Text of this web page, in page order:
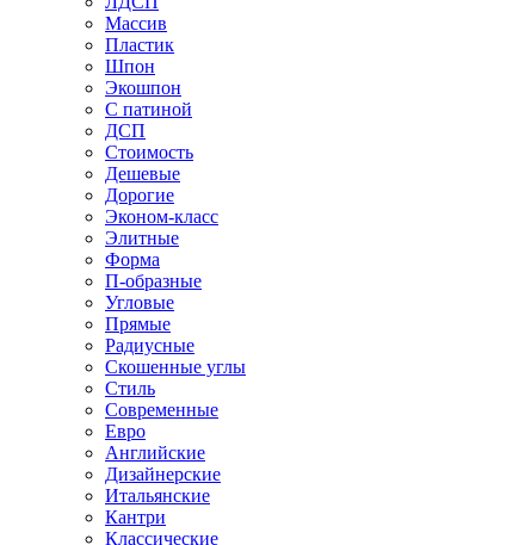
Массив
Пластик
Шпон
Экошпон
С патиной
ДСП
Стоимость
Дешевые
Дорогие
Эконом-класс
Элитные
Форма
П-образные
Угловые
Прямые
Радиусные
Скошенные углы
Стиль
Современные
Евро
Английские
Дизайнерские
Итальянские
Кантри
Классические